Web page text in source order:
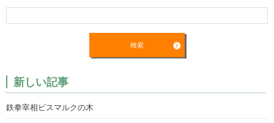
新しい記事
鉄拳宰相ビスマルクの木